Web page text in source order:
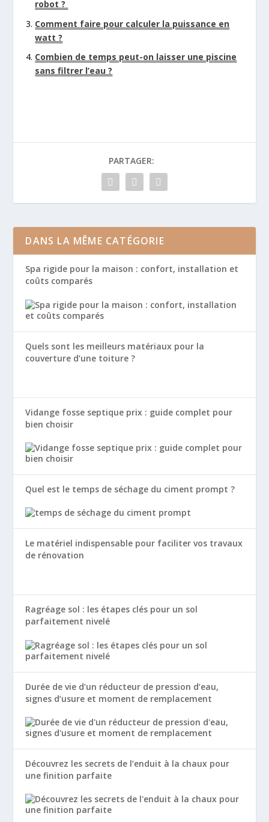
robot ?
Comment faire pour calculer la puissance en
watt ?
Combien de temps peut-on laisser une piscine
sans filtrer l’eau ?
PARTAGER:
DANS LA MÊME CATÉGORIE
Spa rigide pour la maison : confort, installation et
coûts comparés
Quels sont les meilleurs matériaux pour la
couverture d’une toiture ?
Vidange fosse septique prix : guide complet pour
bien choisir
Quel est le temps de séchage du ciment prompt ?
Le matériel indispensable pour faciliter vos travaux
de rénovation
Ragréage sol : les étapes clés pour un sol
parfaitement nivelé
Durée de vie d’un réducteur de pression d’eau,
signes d’usure et moment de remplacement
Découvrez les secrets de l’enduit à la chaux pour
une finition parfaite